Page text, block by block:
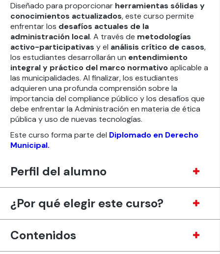
Diseñado para proporcionar herramientas sólidas y
conocimientos actualizados, este curso permite
enfrentar los desafíos actuales de la
administración local. A través de metodologías
activo-participativas y el análisis crítico de casos,
los estudiantes desarrollarán un entendimiento
integral y práctico del marco normativoaplicable a
las municipalidades. Al finalizar, los estudiantes
adquieren una profunda comprensión sobre la
importancia del compliance público y los desafíos que
debe enfrentar la Administración en materia de ética
pública y uso de nuevas tecnologías.
Este curso forma parte del Diplomado en Derecho
Municipal.
Perfil del alumno
¿Por qué elegir este curso?
Contenidos